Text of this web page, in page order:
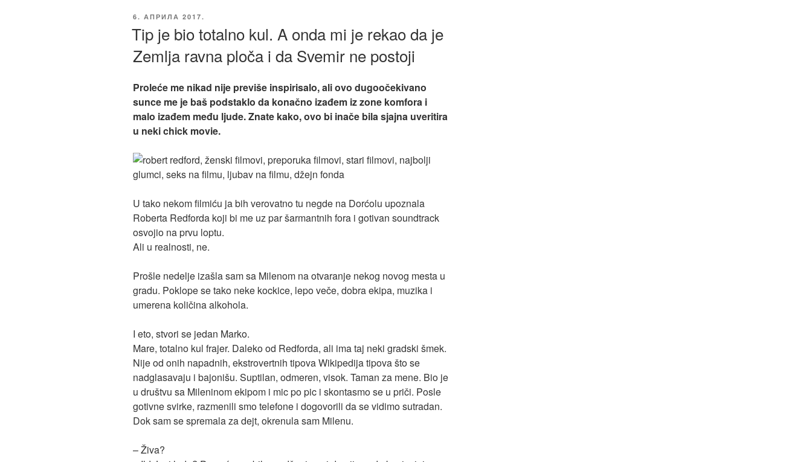
ОБЈАВЉЕНО
6. АПРИЛА 2017.
Tip je bio totalno kul. A onda mi je rekao da je
Zemlja ravna ploča i da Svemir ne postoji
Proleće me nikad nije previše inspirisalo, ali ovo dugoočekivano
sunce me je baš podstaklo da konačno izađem iz zone komfora i
malo izađem među ljude. Znate kako, ovo bi inače bila sjajna uveritira
u neki chick movie.
U tako nekom filmiću ja bih verovatno tu negde na Dorćolu upoznala
Roberta Redforda koji bi me uz par šarmantnih fora i gotivan soundtrack
osvojio na prvu loptu.
Ali u realnosti, ne.
Prošle nedelje izašla sam sa Milenom na otvaranje nekog novog mesta u
gradu. Poklope se tako neke kockice, lepo veče, dobra ekipa, muzika i
umerena količina alkohola.
I eto, stvori se jedan Marko.
Mare, totalno kul frajer. Daleko od Redforda, ali ima taj neki gradski šmek.
Nije od onih napadnih, ekstrovertnih tipova Wikipedija tipova što se
nadglasavaju i bajonišu. Suptilan, odmeren, visok. Taman za mene. Bio je
u društvu sa Mileninom ekipom i mic po pic i skontasmo se u priči. Posle
gotivne svirke, razmenili smo telefone i dogovorili da se vidimo sutradan.
Dok sam se spremala za dejt, okrenula sam Milenu.
– Živa?